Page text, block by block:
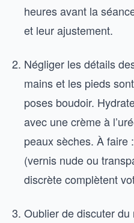
heures avant la
et leur ajustement.
Négliger les détails
mains et les pieds
poses boudoir.
avec une crème à
peaux sèches. À faire
(vernis nude ou
discrète complètent
Oublier de discuter